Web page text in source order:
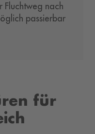
Fluchtweg nach
passierbar
für